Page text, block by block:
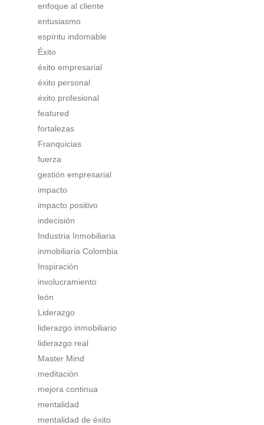
enfoque al cliente
entusiasmo
espíritu indomable
Éxito
éxito empresarial
éxito personal
éxito profesional
featured
fortalezas
Franquicias
fuerza
gestión empresarial
impacto
impacto positivo
indecisión
Industria Inmobiliaria
inmobiliaria Colombia
Inspiración
involucramiento
león
Liderazgo
liderazgo inmobiliario
liderazgo real
Master Mind
meditación
mejora continua
mentalidad
mentalidad de éxito